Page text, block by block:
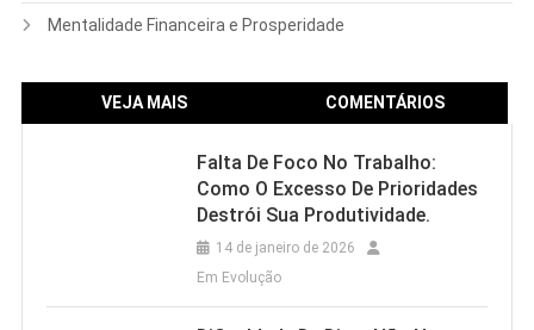
Mentalidade Financeira e Prosperidade
VEJA MAIS COMENTÁRIOS
Falta De Foco No Trabalho:
Como O Excesso De Prioridades
Destrói Sua Produtividade.
14 de janeiro de 2026
Em Evolução